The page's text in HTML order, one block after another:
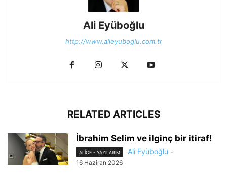
Ali Eyüboğlu
http://www.alieyuboglu.com.tr
RELATED ARTICLES
İbrahim Selim ve ilginç bir itiraf!
ALİCE - YAZILARIM Ali Eyüboğlu -
16 Haziran 2026